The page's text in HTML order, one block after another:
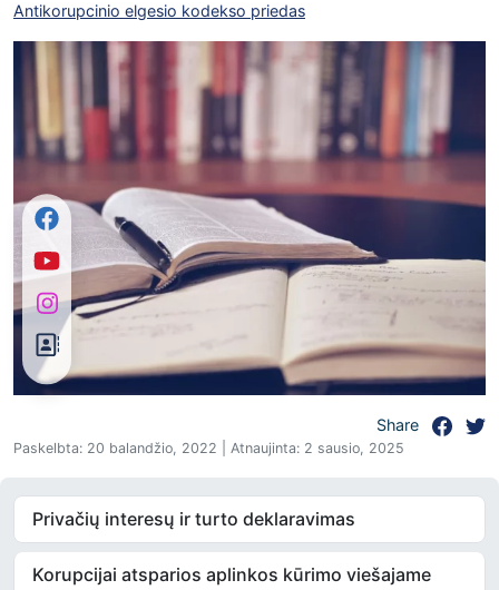
Antikorupcinio elgesio kodekso priedas
Share
Paskelbta: 20 balandžio, 2022 | Atnaujinta: 2 sausio, 2025
Privačių interesų ir turto deklaravimas
Korupcijai atsparios aplinkos kūrimo viešajame